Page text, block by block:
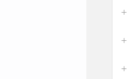
+
+
+